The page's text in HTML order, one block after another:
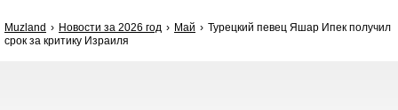
Muzland Новости за 2026 год Май
Турецкий певец Яшар Ипек получил
срок за критику Израиля